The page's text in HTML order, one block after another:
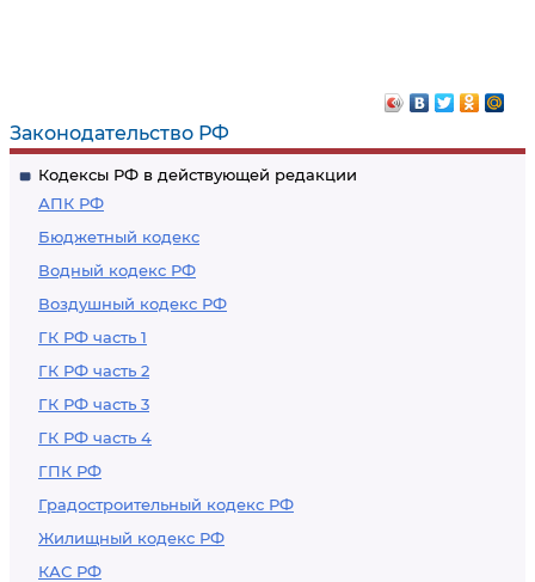
Законодательство РФ
Кодексы РФ в действующей редакции
АПК РФ
Бюджетный кодекс
Водный кодекс РФ
Воздушный кодекс РФ
ГК РФ часть 1
ГК РФ часть 2
ГК РФ часть 3
ГК РФ часть 4
ГПК РФ
Градостроительный кодекс РФ
Жилищный кодекс РФ
КАС РФ